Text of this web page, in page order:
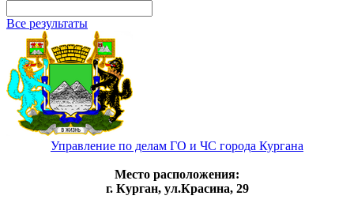
Все результаты
Управление по делам ГО и ЧС города Кургана
Место расположения:
г. Курган, ул.Красина, 29